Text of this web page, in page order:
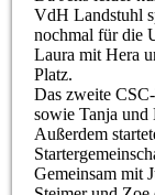
VdH Landstuhl
nochmal für die
Laura mit Hera
Platz.
Das zweite
sowie Tanja und
Außerdem
Gemeinsam mit